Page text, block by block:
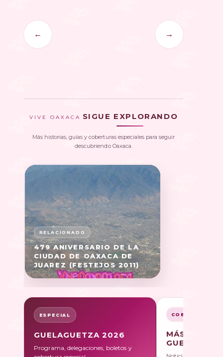
← →
VIVE OAXACA SIGUE EXPLORANDO
Más historias, guías y coberturas especiales para seguir
descubriendo Oaxaca.
479 ANIVERSARIO DE LA
CIUDAD DE OAXACA DE
JUAREZ (FESTEJOS 2011)
ESPECIAL
GUELAGUETZA 2026
Programa, delegaciones, boletos y
COBERTURA
MÁS SOBRE